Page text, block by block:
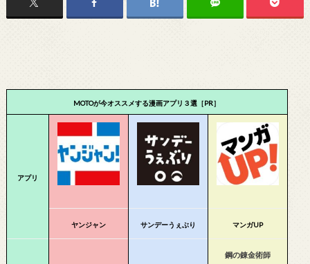
MOTOが今オススメする漫画アプリ３選［PR］
アプリ
ヤンジャン サンデーうぇぶり マンガUP
鋼の錬金術師